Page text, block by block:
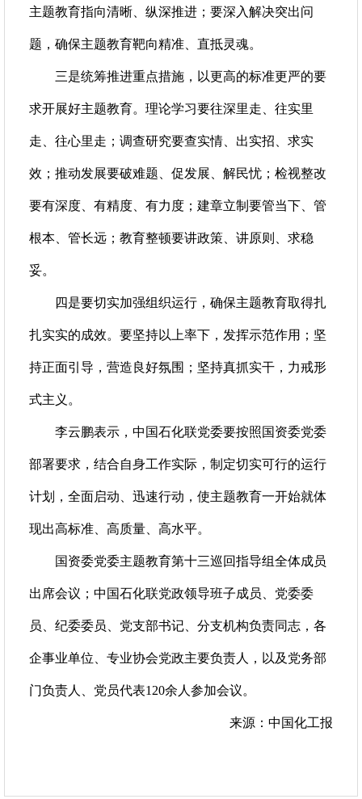
主题教育指向清晰、纵深推进；要深入解决突出问
题，确保主题教育靶向精准、直抵灵魂。
三是统筹推进重点措施，以更高的标准更严的要
求开展好主题教育。理论学习要往深里走、往实里
走、往心里走；调查研究要查实情、出实招、求实
效；推动发展要破难题、促发展、解民忧；检视整改
要有深度、有精度、有力度；建章立制要管当下、管
根本、管长远；教育整顿要讲政策、讲原则、求稳
妥。
四是要切实加强组织运行，确保主题教育取得扎
扎实实的成效。要坚持以上率下，发挥示范作用；坚
持正面引导，营造良好氛围；坚持真抓实干，力戒形
式主义。
李云鹏表示，中国石化联党委要按照国资委党委
部署要求，结合自身工作实际，制定切实可行的运行
计划，全面启动、迅速行动，使主题教育一开始就体
现出高标准、高质量、高水平。
国资委党委主题教育第十三巡回指导组全体成员
出席会议；中国石化联党政领导班子成员、党委委
员、纪委委员、党支部书记、分支机构负责同志，各
企事业单位、专业协会党政主要负责人，以及党务部
门负责人、党员代表120余人参加会议。
来源：中国化工报